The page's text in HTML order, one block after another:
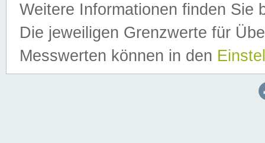
Weitere Informationen finden Sie
Die jeweiligen Grenzwerte für
Messwerten können in den